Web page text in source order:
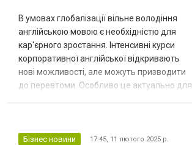
В умовах глобалізації вільне володіння
англійською мовою є необхідністю для
кар'єрного зростання. Інтенсивні курси
корпоративної англійської відкривають
нові можливості, але можуть призводити
до перевтоми. Особливо це актуально для
виснаження, важливо застосовувати
Бізнес новини 17:45, 11 лютого 2025 р.